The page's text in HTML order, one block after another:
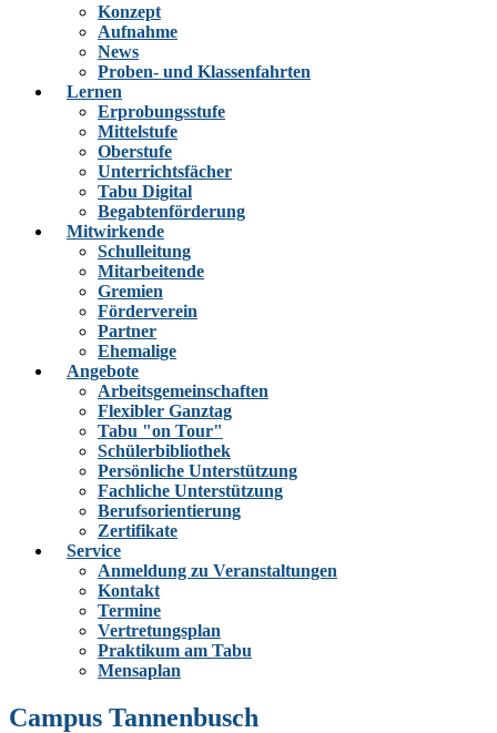
Konzept
Aufnahme
News
Proben- und Klassenfahrten
Lernen
Erprobungsstufe
Mittelstufe
Oberstufe
Unterrichtsfächer
Tabu Digital
Begabtenförderung
Mitwirkende
Schulleitung
Mitarbeitende
Gremien
Förderverein
Partner
Ehemalige
Angebote
Arbeitsgemeinschaften
Flexibler Ganztag
Tabu "on Tour"
Schülerbibliothek
Persönliche Unterstützung
Fachliche Unterstützung
Berufsorientierung
Zertifikate
Service
Anmeldung zu Veranstaltungen
Kontakt
Termine
Vertretungsplan
Praktikum am Tabu
Mensaplan
Campus Tannenbusch